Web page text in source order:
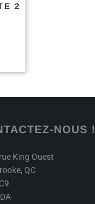
2
NOUS !
King Ouest
QC